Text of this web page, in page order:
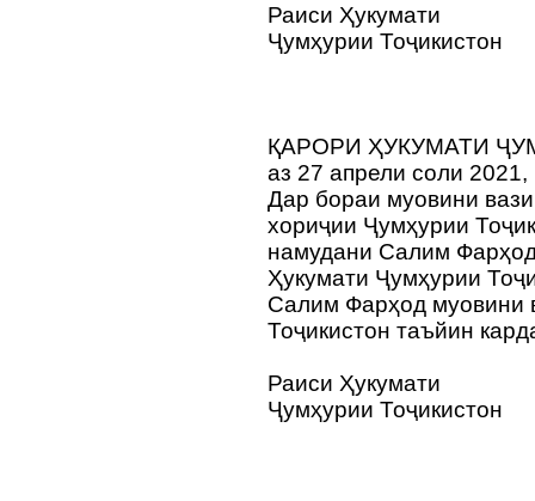
Раиси Ҳукумати
Ҷумҳурии Тоҷикистон
ҚАРОРИ ҲУКУМАТИ
аз 27 апрели соли
Дар бораи муовини
хориҷии Ҷумҳурии
намудани Салим
Ҳукумати Ҷумҳурии
Салим Фарҳод муовини
Тоҷикистон таъйин
Раиси Ҳукумати
Ҷумҳурии Тоҷикистон